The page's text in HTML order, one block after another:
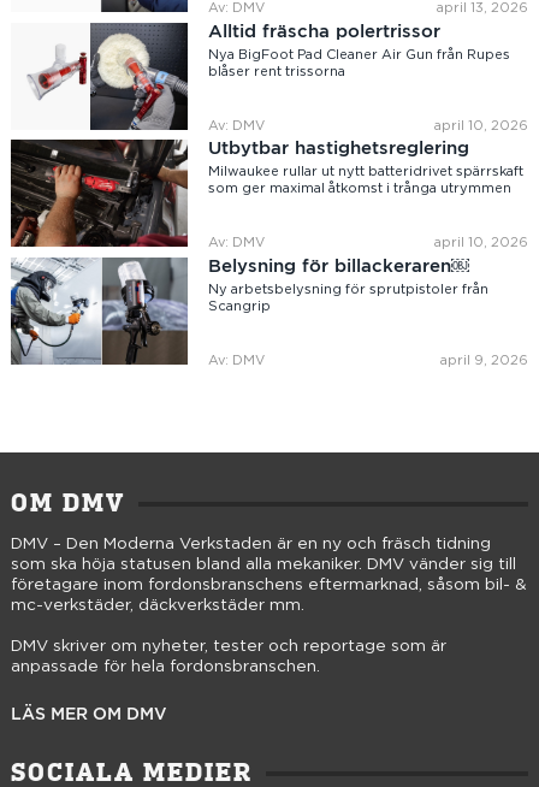
Av: DMV april 13, 2026
Alltid fräscha polertrissor
Nya BigFoot Pad Cleaner Air Gun från Rupes
blåser rent trissorna
Av: DMV april 10, 2026
Utbytbar hastighetsreglering
Milwaukee rullar ut nytt batteridrivet spärrskaft
som ger maximal åtkomst i trånga utrymmen
Av: DMV april 10, 2026
Belysning för billackeraren￼
Ny arbetsbelysning för sprutpistoler från
Scangrip
Av: DMV april 9, 2026
OM DMV
DMV – Den Moderna Verkstaden är en ny och fräsch tidning
som ska höja statusen bland alla mekaniker. DMV vänder sig till
företagare inom fordonsbranschens eftermarknad, såsom bil- &
mc-verkstäder, däckverkstäder mm.
DMV skriver om nyheter, tester och reportage som är
anpassade för hela fordonsbranschen.
LÄS MER OM DMV
SOCIALA MEDIER